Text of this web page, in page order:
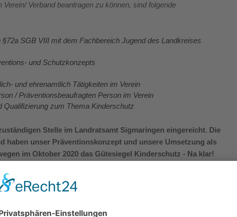
Verband beantragen zu können, sind folgende
SGB VIII mit dem Fachbereich Jugend des Landkreises
und Schutzkonzepts
und ehrenamtlich Tätigkeiten im Verein
/ Präventionsbeaufragten Person im Verein
Qualifizierung zum Thema Kinderschutz
Stelle im Landratsamt Sigmaringen eingereicht. Die
haben unser Präventionskonzept und unsere Umsetzung als
im Oktober 2020 das Gütesiegel Kinderschutz - Na klar!